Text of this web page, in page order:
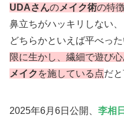
UDAさんのメイク術の特
鼻立ちがハッキリしない、
どちらかといえば平べっ
限に生かし、繊細で遊び
メイク を施している点だと
2025年6月6日公開、 李相日